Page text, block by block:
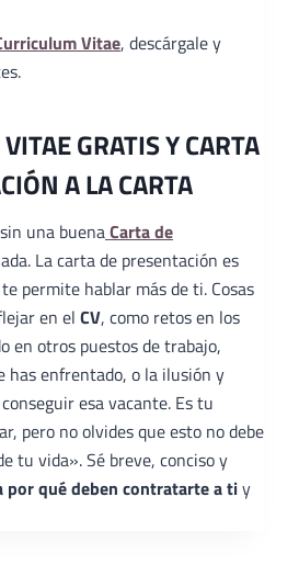
Vitae, descárgale y
GRATIS Y CARTA
A LA CARTA
sin una buenaCarta de
La carta de presentación es
permite hablar más de ti. Cosas
en el CV, como retos en los
en otros puestos de trabajo,
has enfrentado, o la ilusión y
esa vacante. Es tu
pero no olvides que esto no debe
tu vida». Sé breve, conciso y
por qué deben contratarte a tiy